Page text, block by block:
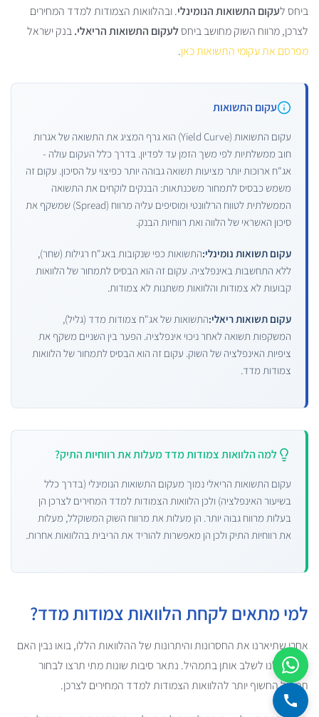
ביחס לעקום התשואות הנומינלי. ובהלוואות הצמודות למדד המחירים
לצרכן, מרווח השוק מחושב ביחסלעקום התשואות הריאלי.בנק ישראל
מפרסם את עקומי התשואות כאן.
עקום התשואות
עקום התשואות (Yield Curve) הוא גרף המציג את התשואה של אגרות
חוב ממשלתיות לפי משך הזמן עד לפדיון. בדרך כלל העקום עולה -
אג"ח ארוכות יותר מציעות תשואה גבוהה יותר כפיצוי על הסיכון. עקום זה
משמש כבסיס לתמחור משכנתאות: הבנקים לוקחים את התשואה
הממשלתית לטווח הרלוונטי ומוסיפים עליה מרווח (Spread) שמשקף את
סיכון האשראי של הלווה ואת רווחיות הבנק.
עקום תשואות נומינלי:התשואות כפי שנקובות באג"ח רגילות (שחר),
ללא התחשבות באינפלציה. עקום זה הוא הבסיס לתמחור של הלוואות
קבועות לא צמודות והלוואות משתנות לא צמודות.
עקום תשואות ריאלי:התשואות של אג"ח צמודות מדד (גליל),
המשקפות תשואה לאחר ניכוי אינפלציה. הפער בין השניים משקף את
ציפיות האינפלציה של השוק. עקום זה הוא הבסיס לתמחור של הלוואות
צמודות מדד.
למה הלוואות צמודות מדד מעלות את רווחיות התיק?
עקום התשואות הריאלי נמוך מעקום התשואות הנומינלי (בדרך כלל
בשיעור האינפלציה) ולכן הלוואות הצמודות למדד המחירים לצרכן הן
בעלות מרווח גבוה יותר. הן מעלות את מרווח השוק המשוקלל, מעלות
את רווחיות התיק ולכן הן מאפשרות להוריד את הריבית בהלוואות אחרות.
למי מתאים לקחת הלוואות צמודות מדד?
אחרי שתיארנו את החסרונות והיתרונות של ההלוואות הללו, בואו נבין האם
מתאים לנו לשלב אותן בתמהיל. נתאר סיבות שונות מתי תרצו לבחור
תמהיל החשוף יותר להלוואות הצמודות למדד המחירים לצרכן.